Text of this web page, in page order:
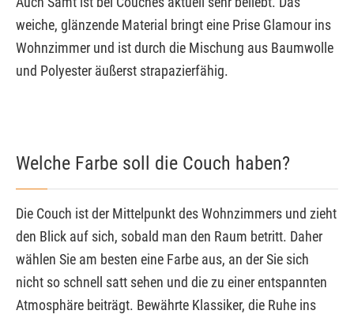
weiche, glänzende Material bringt eine Prise Glamour ins
Wohnzimmer und ist durch die Mischung aus Baumwolle
und Polyester äußerst strapazierfähig.
Welche Farbe soll die Couch haben?
Die Couch ist der Mittelpunkt des Wohnzimmers und zieht
den Blick auf sich, sobald man den Raum betritt. Daher
wählen Sie am besten eine Farbe aus, an der Sie sich
nicht so schnell satt sehen und die zu einer entspannten
Atmosphäre beiträgt. Bewährte Klassiker, die Ruhe ins